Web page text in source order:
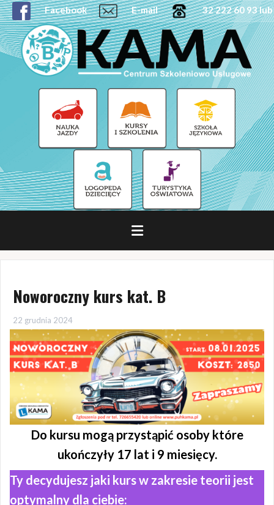
Facebook E-mail 32 222 60 93
Noworoczny kurs kat. B
22 grudnia 2024
Do kursu mogą przystąpić osoby które
ukończyły 17 lat i 9 miesięcy.
Ty decydujesz jaki kurs w zakresie teorii jest
optymalny dla ciebie: